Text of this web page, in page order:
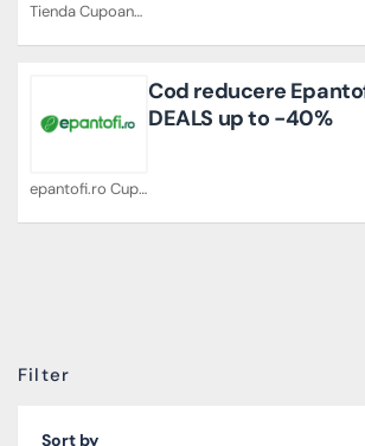
Tienda Cupoane
epantofi.ro Cupoane
Cod reducere
DEALS up to -40%
Filter
Sort by